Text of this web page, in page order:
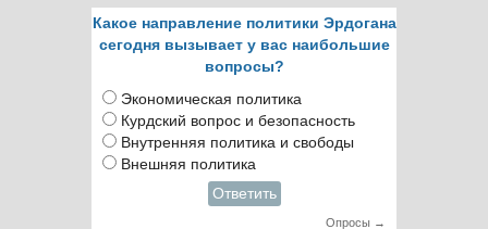
Какое направление политики Эрдогана
сегодня вызывает у вас наибольшие
вопросы?
Экономическая политика
Курдский вопрос и безопасность
Внутренняя политика и свободы
Внешняя политика
Ответить
Опросы →